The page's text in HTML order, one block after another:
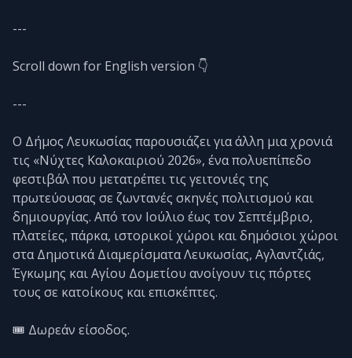
---
Scroll down for English version 👇
---
Ο Δήμος Λευκωσίας παρουσιάζει για άλλη μια χρονιά
τις «Νύχτες Καλοκαιριού 2026», ένα πολυεπίπεδο
φεστιβάλ που μετατρέπει τις γειτονιές της
πρωτεύουσας σε ζωντανές σκηνές πολιτισμού και
δημιουργίας. Από τον Ιούλιο έως τον Σεπτέμβριο,
πλατείες, πάρκα, ιστορικοί χώροι και δημόσιοι χώροι
στα Δημοτικά Διαμερίσματα Λευκωσίας, Αγλαντζιάς,
Έγκωμης και Αγίου Δομετίου ανοίγουν τις πόρτες
τους σε κατοίκους και επισκέπτες.
🎟️ Δωρεάν είσοδος.